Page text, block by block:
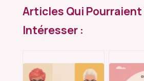
Articles Qui Pourraient
Intéresser :